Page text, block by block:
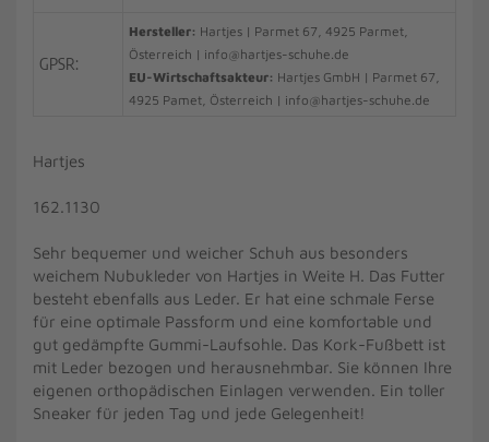
GPSR:
Hersteller: Hartjes | Parmet 67, 4925 Parmet,
Österreich | info@hartjes-schuhe.de
EU-Wirtschaftsakteur: Hartjes GmbH | Parmet 67,
4925 Pamet, Österreich | info@hartjes-schuhe.de
Hartjes
162.1130
Sehr bequemer und weicher Schuh aus besonders
weichem Nubukleder von Hartjes in Weite H. Das Futter
besteht ebenfalls aus Leder. Er hat eine schmale Ferse
für eine optimale Passform und eine komfortable und
gut gedämpfte Gummi-Laufsohle. Das Kork-Fußbett ist
mit Leder bezogen und herausnehmbar. Sie können Ihre
eigenen orthopädischen Einlagen verwenden. Ein toller
Sneaker für jeden Tag und jede Gelegenheit!